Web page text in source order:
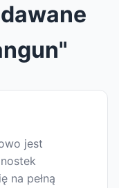
jest
na pełną